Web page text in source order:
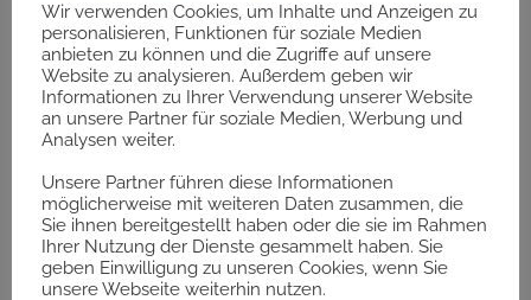
Wir verwenden Cookies, um Inhalte und Anzeigen zu
personalisieren, Funktionen für soziale Medien
anbieten zu können und die Zugriffe auf unsere
Website zu analysieren. Außerdem geben wir
Informationen zu Ihrer Verwendung unserer Website
an unsere Partner für soziale Medien, Werbung und
Analysen weiter.
Unsere Partner führen diese Informationen
möglicherweise mit weiteren Daten zusammen, die
Sie ihnen bereitgestellt haben oder die sie im Rahmen
Ihrer Nutzung der Dienste gesammelt haben. Sie
geben Einwilligung zu unseren Cookies, wenn Sie
unsere Webseite weiterhin nutzen.